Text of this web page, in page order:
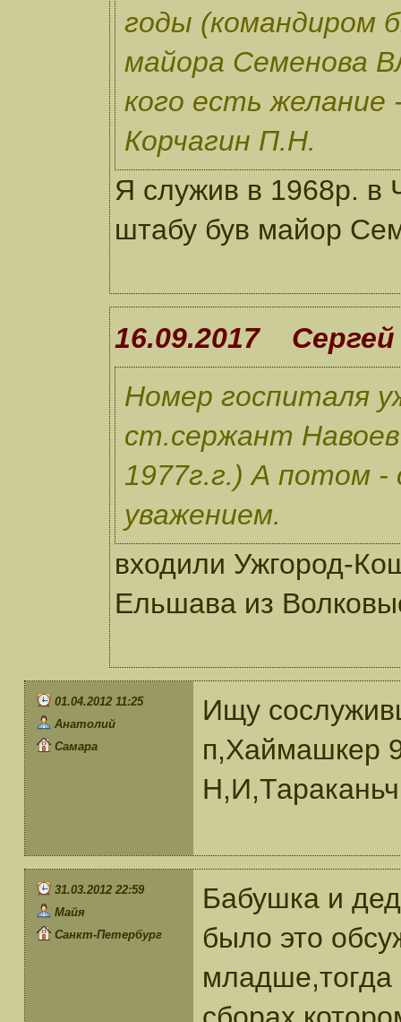
годы (командиром
майора Семенова
кого есть
Корчагин П.Н.
Я служив в 1968р. в
штабу був майор
16.09.2017 Сергей
Номер госпиталя
ст.сержант
1977г.г.) А потом -
уважением.
входили Ужгород-
Ельшава из
01.04.2012 11:25
Анатолий
Самара
Ищу
п,Хаймашкер
31.03.2012 22:59
Майя
Санкт-Петербург
Бабушка и
было это
младше,тогда